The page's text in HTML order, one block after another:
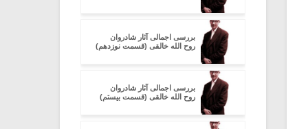
بررسی اجمالی آثار شادروان
روح الله خالقی (قسمت نوزدهم)
بررسی اجمالی آثار شادروان
روح الله خالقی (قسمت بیستم)